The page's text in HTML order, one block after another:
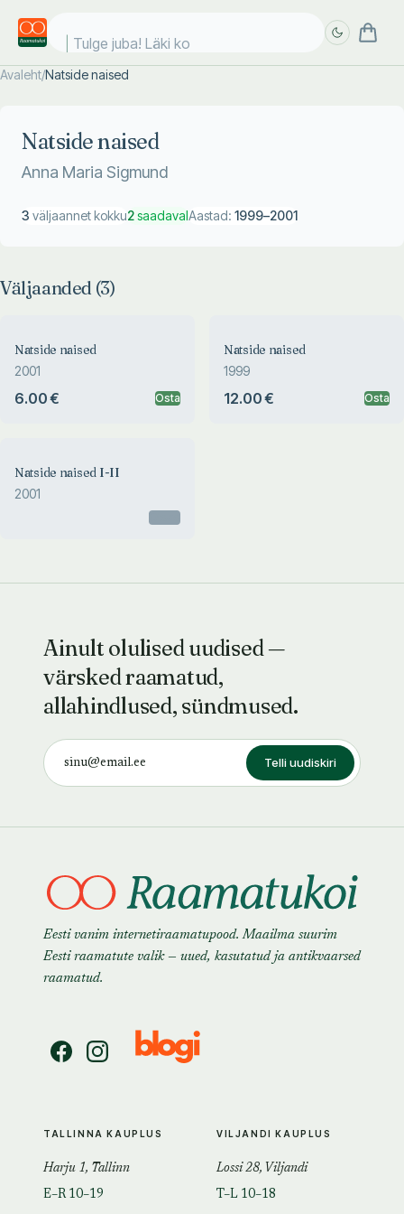
Tulge juba! Läki koo
Avaleht/Natside naised
Natside naised
Anna Maria Sigmund
3 väljaannet kokku2saadavalAastad: 1999–2001
Väljaanded (3)
Natside naised
2001
6.00 € Osta
Natside naised
1999
12.00 € Osta
Natside naised I-II
2001
Ainult olulised uudised —
värsked raamatud,
allahindlused, sündmused.
Telli uudiskiri
Eesti vanim internetiraamatupood. Maailma suurim
Eesti raamatute valik — uued, kasutatud ja antikvaarsed
raamatud.
TALLINNA KAUPLUS
Harju 1, Tallinn
E–R 10–19
VILJANDI KAUPLUS
Lossi 28, Viljandi
T–L 10–18